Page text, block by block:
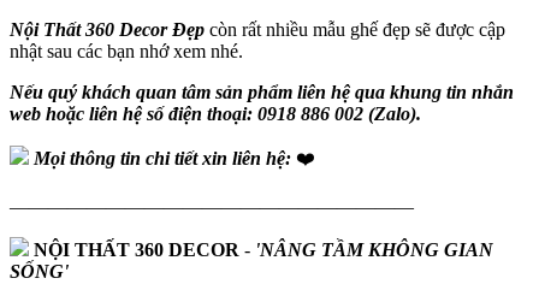
Nội Thất 360 Decor Đẹp còn rất nhiều mẫu ghế đẹp sẽ được cập
nhật sau các bạn nhớ xem nhé.
Nếu quý khách quan tâm sản phẩm liên hệ qua khung tin nhắn
web hoặc liên hệ số điện thoại: 0918 886 002 (Zalo).
Mọi thông tin chi tiết xin liên hệ: ❤️
—————————————————————
NỘI THẤT 360 DECOR - 'NÂNG TẦM KHÔNG GIAN
SỐNG'